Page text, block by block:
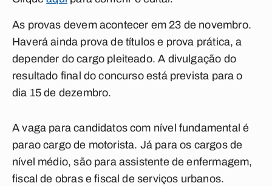
As provas devem acontecer em 23 de novembro.
Haverá ainda prova de títulos e prova prática, a
depender do cargo pleiteado. A divulgação do
resultado final do concurso está prevista para o
dia 15 de dezembro.
A vaga para candidatos com nível fundamental é
parao cargo de motorista. Já para os cargos de
nível médio, são para assistente de enfermagem,
fiscal de obras e fiscal de serviços urbanos.